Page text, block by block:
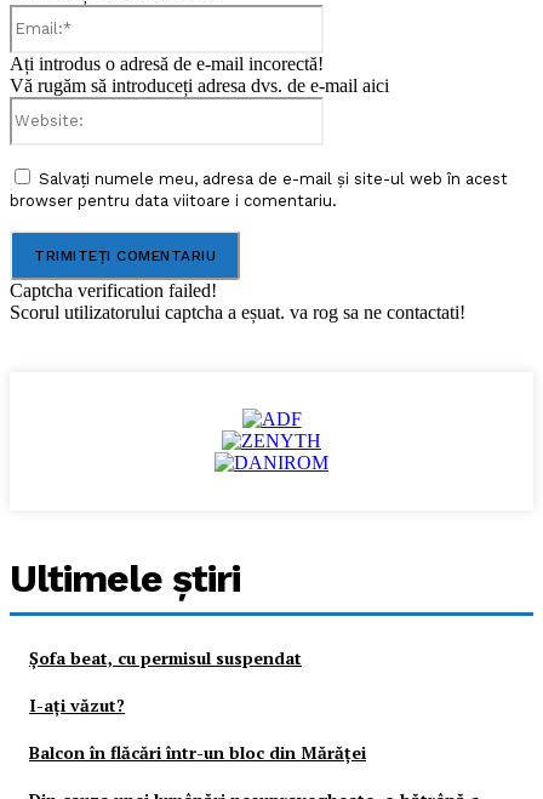
Ați introdus o adresă de e-mail incorectă!
Vă rugăm să introduceți adresa dvs. de e-mail aici
Salvați numele meu, adresa de e-mail și site-ul web în acest
browser pentru data viitoare i comentariu.
Captcha verification failed!
Scorul utilizatorului captcha a eșuat. va rog sa ne contactati!
Ultimele ştiri
Şofa beat, cu permisul suspendat
I-aţi văzut?
Balcon în flăcări într-un bloc din Mărăţei